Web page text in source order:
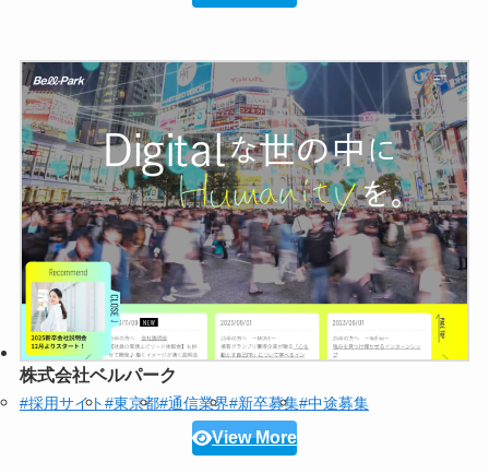
株式会社ベルパーク
#採用サイト#東京都#通信業界#新卒募集#中途募集
View More